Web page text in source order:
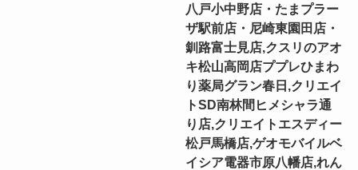
八戸小中野店・たまプラー
ザ駅前店・尼崎東園田店・
釧路富士見店,クスリのアオ
キ松山高岡店ププレひまわ
り薬局グラン春日,クリエイ
トSD南林間ヒメシャラ通
り店,クリエイトエスディー
松戸馬橋店,ゲオモバイルベ
イシア電器市原八幡店,れん